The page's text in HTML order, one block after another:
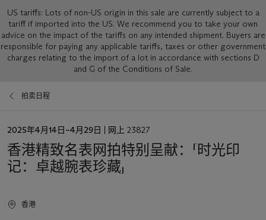
US tariffs: Lots of non-US origin in this sale are currently subject to a
tariff if imported into the US. We recommend you to take your own
advice on the impact of the tariffs on any intended shipment. Buyers are
responsible for paying any applicable tariffs, taxes or other government
charges relating to the import of a lot in accordance with sections D
and G of the Conditions of Sale.
拍卖日程
日
2025年4月14日–4月29日 | 网上 23827
香港精致名表网拍特别呈献：「时光印
记：卓越腕表珍藏」
香港